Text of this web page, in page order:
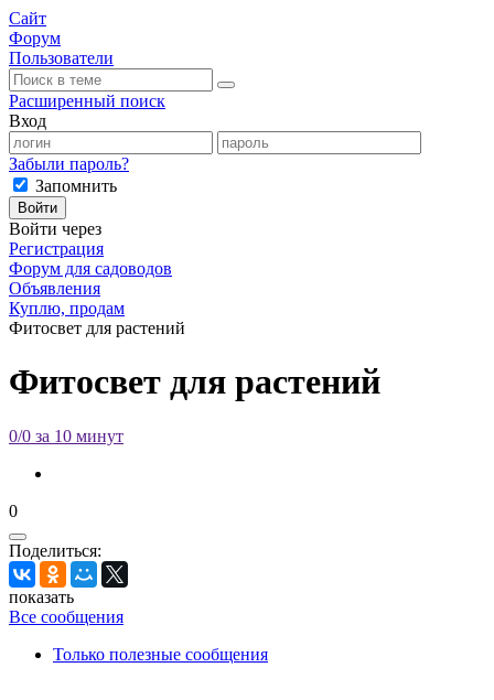
Сайт
Форум
Пользователи
Расширенный поиск
Вход
Забыли пароль?
Запомнить
Войти
Войти через
Регистрация
Форум для садоводов
Объявления
Куплю, продам
Фитосвет для растений
Фитосвет для растений
0/0 за 10 минут
0
Поделиться:
показать
Все сообщения
Только полезные сообщения